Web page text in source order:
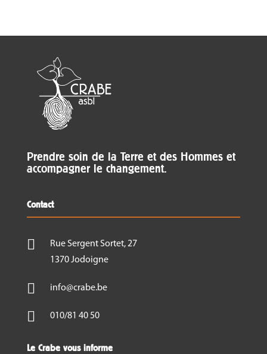
Prendre soin de la Terre et des Hommes et
accompagner le changement.
Contact

Rue Sergent Sortet, 27
1370 Jodoigne
 info@crabe.be
 010/81 40 50
Le Crabe vous informe